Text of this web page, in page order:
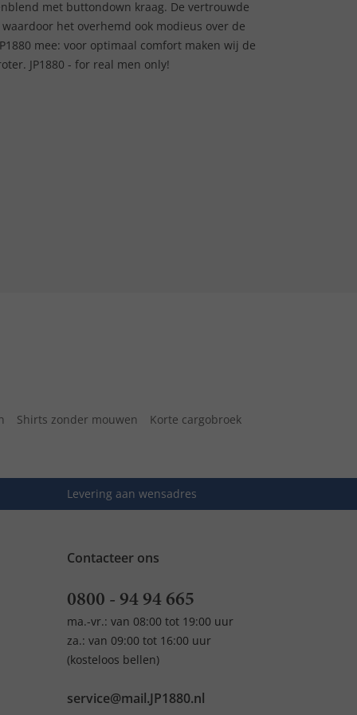
met buttondown kraag. De vertrouwde
het overhemd ook modieus over de
mee: voor optimaal comfort maken wij de
JP1880 - for real men only!
Shirts zonder mouwen Korte cargobroek
Levering aan wensadres
Contacteer ons
0800 - 94 94 665
ma.-vr.: van 08:00 tot 19:00 uur
za.: van 09:00 tot 16:00 uur
(kosteloos bellen)
service@mail.JP1880.nl